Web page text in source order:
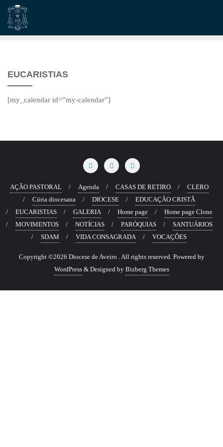
Skip
content
EUCARISTIAS
[my_calendar id=”my-calendar”]
AÇÃO PASTORAL Agenda CASAS DE RETIRO
CLERO
Cúria diocesana
DIOCESE
EDUCAÇÃO CRISTÃ
EUCARISTIAS
GALERIA Home page
Home page Clone
MOVIMENTOS
NOTÍCIAS PARÓQUIAS
SANTUÁRIOS
SDAM
VIDA CONSAGRADA VOCAÇÕES
Copyright ©2026 Diocese de Aveiro . All rights reserved. Powered by
WordPress & Designed by Bizberg Themes